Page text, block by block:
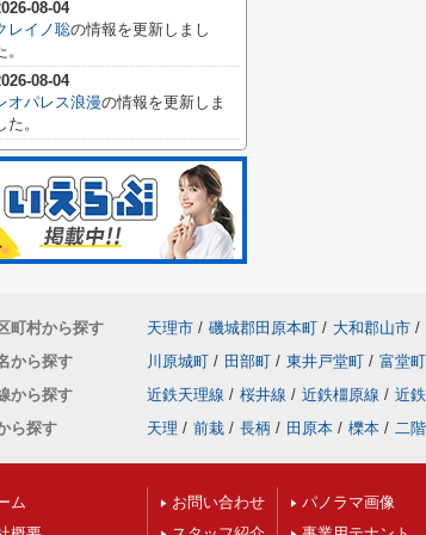
08-04
レイノ聡の情報を更新しまし
。
08-04
オパレス浪漫の情報を更新しま
た。
町村から探す 天理市 / 磯城郡田原本町 / 大和郡山市 /
から探す
川原城町 / 田部町 / 東井戸堂町 / 富堂町
から探す
近鉄天理線 / 桜井線 / 近鉄橿原線 / 近
ら探す
天理 / 前栽 / 長柄 / 田原本 / 櫟本 / 二
ム
お問い合わせ
パノラマ画像